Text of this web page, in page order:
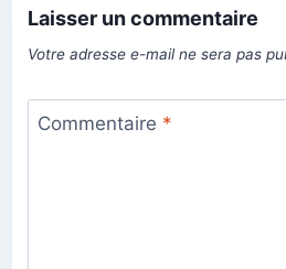
Laisser un commentaire
Votre adresse e-mail ne sera pas
Commentaire *